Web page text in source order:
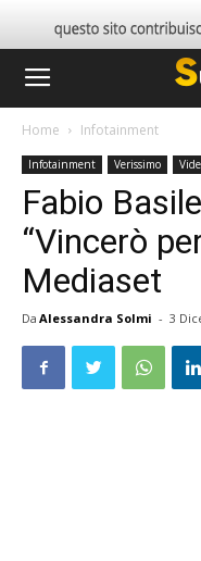
Home Infotainment
Infotainment Verissimo
Fabio
“Vincerò
Mediaset
Da Alessandra Solmi - 3